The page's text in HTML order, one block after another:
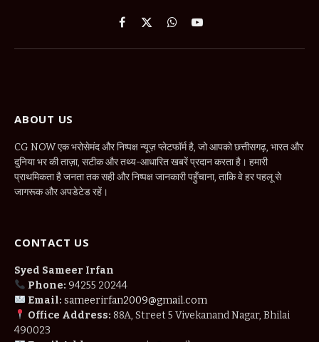
Facebook
X
WhatsApp
YouTube
ABOUT US
CG NOW एक भरोसेमंद और निष्पक्ष न्यूज़ प्लेटफॉर्म है, जो आपको छत्तीसगढ़, भारत और
दुनिया भर की ताज़ा, सटीक और तथ्य-आधारित खबरें प्रदान करता है। हमारी
प्राथमिकता है जनता तक सही और निष्पक्ष जानकारी पहुँचाना, ताकि वे हर पहलू से
जागरूक और अपडेटेड रहें।
CONTACT US
Syed Sameer Irfan
Phone: 94255 20244
Email: sameerirfan2009@gmail.com
Office Address: 88A, Street 5 Vivekanand Nagar, Bhilai
490023